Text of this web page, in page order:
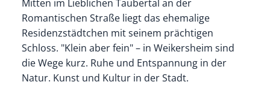
Mitten im Lieblichen Taubertal an der
Romantischen Straße liegt das ehemalige
Residenzstädtchen mit seinem prächtigen
Schloss. "Klein aber fein" – in Weikersheim sind
die Wege kurz. Ruhe und Entspannung in der
Natur. Kunst und Kultur in der Stadt.